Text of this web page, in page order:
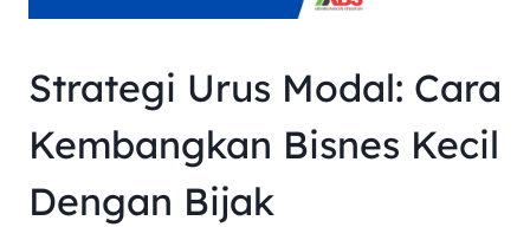
Strategi Urus Modal: Cara
Kembangkan Bisnes Kecil
Dengan Bijak